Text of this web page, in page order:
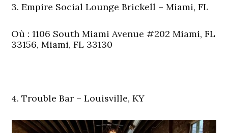
3. Empire Social Lounge Brickell – Miami, FL
Où : 1106 South Miami Avenue #202 Miami, FL
33156, Miami, FL 33130
4. Trouble Bar – Louisville, KY